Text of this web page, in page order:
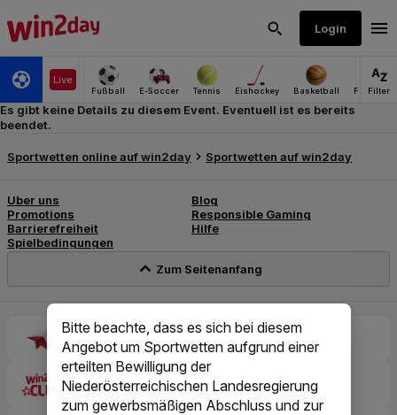
Bitte beachte, dass es sich bei diesem
Angebot um Sportwetten aufgrund einer
erteilten Bewilligung der
Niederösterreichischen Landesregierung
zum gewerbsmäßigen Abschluss und zur
Es gibt keine Details zu diesem Event. Eventuell ist es bereits
beendet.